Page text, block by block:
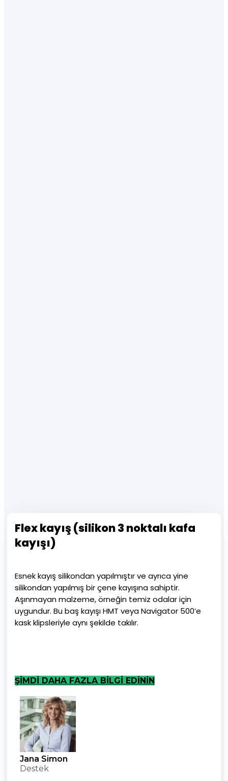
Flex kayış (silikon 3 noktalı kafa
kayışı)
Esnek kayış silikondan yapılmıştır ve ayrıca yine
silikondan yapılmış bir çene kayışına sahiptir.
Aşınmayan malzeme, örneğin temiz odalar için
uygundur. Bu baş kayışı HMT veya Navigator 500’e
kask klipsleriyle aynı şekilde takılır.
ŞİMDİ DAHA FAZLA BİLGİ EDİNİN
Jana Simon
Destek